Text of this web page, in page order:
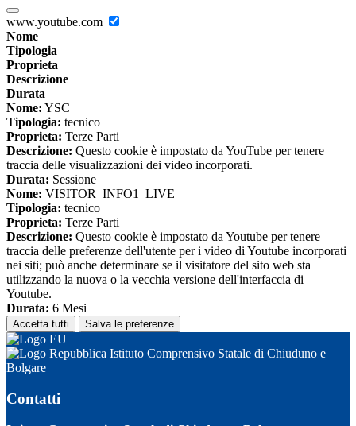
www.youtube.com
Nome
Tipologia
Proprieta
Descrizione
Durata
Nome: YSC
Tipologia: tecnico
Proprieta: Terze Parti
Descrizione: Questo cookie è impostato da YouTube per tenere
traccia delle visualizzazioni dei video incorporati.
Durata: Sessione
Nome: VISITOR_INFO1_LIVE
Tipologia: tecnico
Proprieta: Terze Parti
Descrizione: Questo cookie è impostato da Youtube per tenere
traccia delle preferenze dell'utente per i video di Youtube incorporati
nei siti; può anche determinare se il visitatore del sito web sta
utilizzando la nuova o la vecchia versione dell'interfaccia di
Youtube.
Durata: 6 Mesi
Accetta tutti Salva le preferenze
Istituto Comprensivo Statale di Chiuduno e
Bolgare
Contatti